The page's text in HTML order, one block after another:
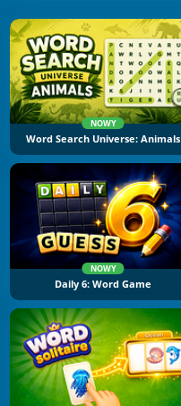
NOWY
Word Search Universe: Animals
NOWY
Daily 6: Word Game